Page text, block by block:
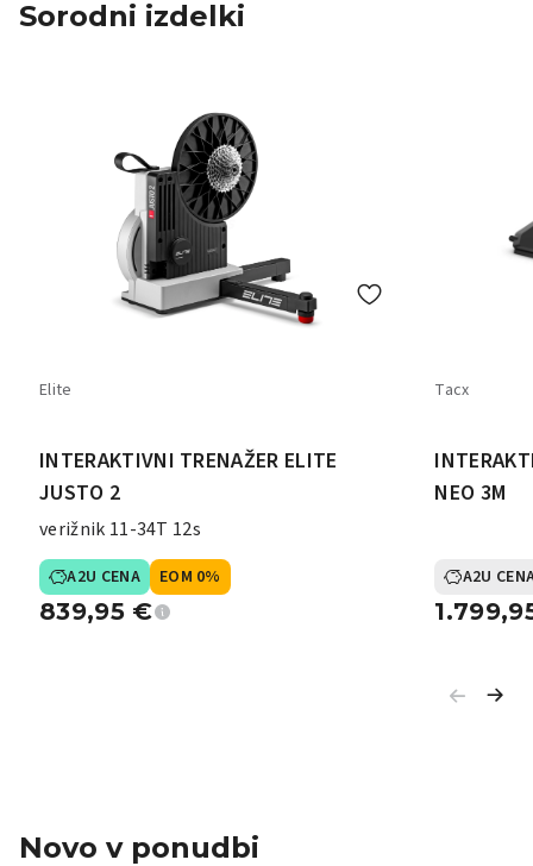
Sorodni izdelki
Elite
INTERAKTIVNI TRENAŽER ELITE
JUSTO 2
verižnik 11-34T 12s
A2U CENA EOM 0%
839,95 €
Tacx
NEO 3M
A2U
Novo v ponudbi